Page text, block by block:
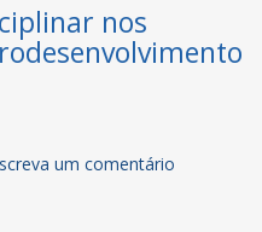
nos
um comentário